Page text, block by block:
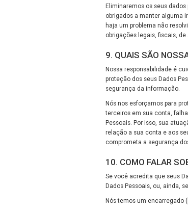
Eliminaremos os seus
obrigados a manter alguma
haja um problema não
obrigações legais, fiscais,
9. QUAIS SÃO
Nossa responsabilidade é
proteção dos seus Dados
segurança da informação.
Nós nos esforçamos para
terceiros em sua conta,
Pessoais. Por isso, sua
relação a sua conta e aos
comprometa a segurança
10. COMO FALAR
Se você acredita que seus
Dados Pessoais, ou, ainda,
Nós temos um encarregado